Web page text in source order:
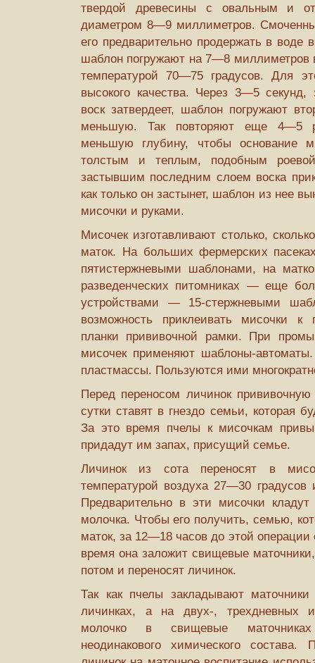
твердой древесины с овальным и
диаметром 8—9 миллиметров.
его предварительно продержать в воде
шаблон погружают на 7—8 миллиметров
температурой 70—75 градусов. Для
высокого качества. Через 3—5
воск затвердеет, шаблон погружают
меньшую. Так повторяют еще 4—5
меньшую глубину, чтобы основание
толстым и теплым, подобным
застывшим последним слоем воска
как только он застынет, шаблон из нее
мисочки и руками.
Мисочек изготавливают столько,
маток. На больших фермерских
пятистержневыми шаблонами, на
разведенческих питомниках — еще
устройствами — 15-стержневыми
возможность приклеивать мисочки к
планки прививочной рамки. При
мисочек применяют шаблоны-
пластмассы. Пользуются ими
Перед переносом личинок
сутки ставят в гнездо семьи, которая
За это время пчелы к мисочкам
придадут им запах, присущий семье.
Личинок из сота переносят в
температурой воздуха 27—30
Предварительно в эти мисочки кладут
молочка. Чтобы его получить, семью,
маток, за 12—18 часов до этой операции
время она заложит свищевые
потом и переносят личинок.
Так как пчелы закладывают
личинках, а на двух-, трехдневных
молочко в свищевые
неодинакового химического